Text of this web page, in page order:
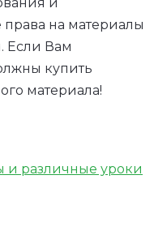
на материалы
Если Вам
купить
материала!
и различные уроки